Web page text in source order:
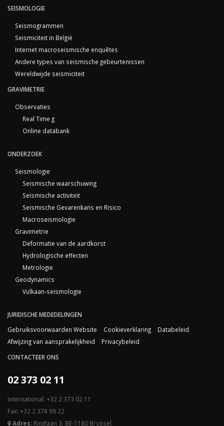
SEISMOLOGIE
Seismogrammen
Seismiciteit in België
Internet macroseismische enquêtes
Andere types van seismische gebeurtenissen
Wereldwijde seismiciteit
GRAVIMETRIE
Observaties
Real Time g
Online databank
ONDERZOEK
Seismologie
Seismische waarschuwing
Seismische activiteit
Seismische Gevarenkans en Risico
Macroseismologie
Gravimetrie
Deformatie van de aardkorst
Hydrologische effecten
Metrologie
Geodynamics
Vulkaan-seismologie
JURIDISCHE MEDEDELINGEN
Gebruiksvoorwaarden Website
Cookieverklaring
Databeleid
Afwijzing van aansprakelijkheid
Privacybeleid
CONTACTEER ONS
02 373 02 11
International: +32 2 373 02 11
Fax: +32 2 374 98 22
Adres: Ringlaan 3, BE-1180 Brussel